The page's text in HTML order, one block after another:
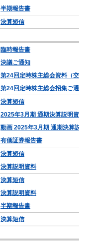
半期報告書
決算短信
臨時報告書
決議ご通知
第24回定時株主総会資料（交付書
第24回定時株主総会招集ご通知
決算短信
2025年3月期 通期決算説明資料
動画 2025年3月期 通期決算説明
有価証券報告書
決算短信
決算説明資料
決算短信
決算説明資料
半期報告書
決算短信